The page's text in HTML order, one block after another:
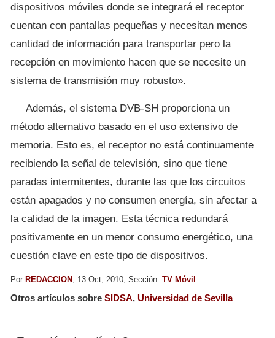
dispositivos móviles donde se integrará el receptor
cuentan con pantallas pequeñas y necesitan menos
cantidad de información para transportar pero la
recepción en movimiento hacen que se necesite un
sistema de transmisión muy robusto».
Además, el sistema DVB-SH proporciona un
método alternativo basado en el uso extensivo de
memoria. Esto es, el receptor no está continuamente
recibiendo la señal de televisión, sino que tiene
paradas intermitentes, durante las que los circuitos
están apagados y no consumen energía, sin afectar a
la calidad de la imagen. Esta técnica redundará
positivamente en un menor consumo energético, una
cuestión clave en este tipo de dispositivos.
Por REDACCION , 13 Oct, 2010, Sección: TV Móvil
Otros artículos sobre SIDSA, Universidad de Sevilla